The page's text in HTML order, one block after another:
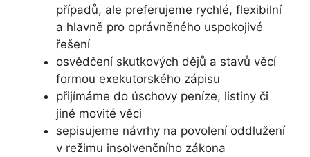
případů, ale preferujeme rychlé, flexibilní
a hlavně pro oprávněného uspokojivé
řešení
osvědčení skutkových dějů a stavů věcí
formou exekutorského zápisu
přijímáme do úschovy peníze, listiny či
jiné movité věci
sepisujeme návrhy na povolení oddlužení
v režimu insolvenčního zákona